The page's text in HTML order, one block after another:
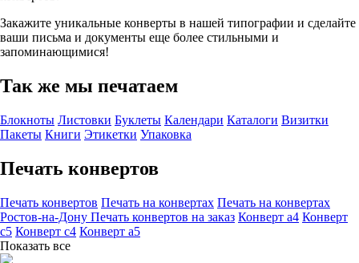
Закажите уникальные конверты в нашей типографии и сделайте
ваши письма и документы еще более стильными и
запоминающимися!
Так же мы печатаем
Блокноты Листовки Буклеты Календари Каталоги Визитки
Пакеты Книги Этикетки Упаковка
Печать конвертов
Печать конвертов Печать на конвертах Печать на конвертах
Ростов-на-Дону Печать конвертов на заказ Конверт а4 Конверт
с5 Конверт с4 Конверт а5
Показать все